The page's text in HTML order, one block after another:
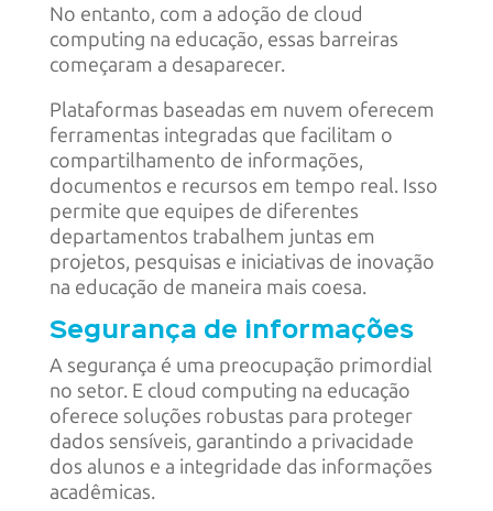
No entanto, com a adoção de cloud
computing na educação, essas barreiras
começaram a desaparecer.
Plataformas baseadas em nuvem oferecem
ferramentas integradas que facilitam o
compartilhamento de informações,
documentos e recursos em tempo real. Isso
permite que equipes de diferentes
departamentos trabalhem juntas em
projetos, pesquisas e iniciativas de inovação
na educação de maneira mais coesa.
Segurança de informações
A segurança é uma preocupação primordial
no setor. E cloud computing na educação
oferece soluções robustas para proteger
dados sensíveis, garantindo a privacidade
dos alunos e a integridade das informações
acadêmicas.